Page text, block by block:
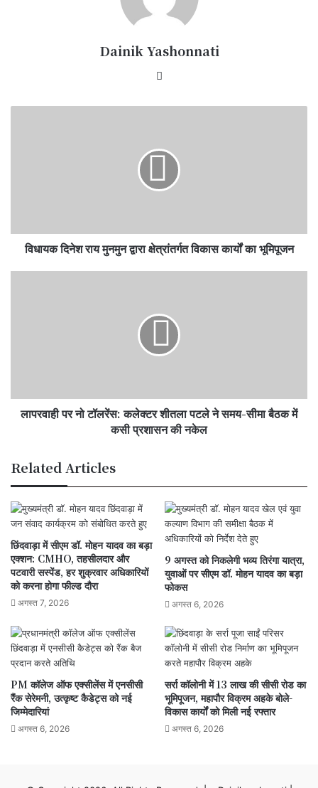
Dainik Yashonnati
का
भूमिपूजन
विधायक दिनेश राय मुनमुन द्वारा क्षेत्रांतर्गत विकास कार्यों का भूमिपूजन
समय-
सीमा
प्रशासन
की
नकेल
लापरवाही पर नो टॉलरेंस: कलेक्टर शीतला पटले ने समय-सीमा बैठक में
कसी प्रशासन की नकेल
Related Articles
छिंदवाड़ा में सीएम डॉ. मोहन यादव का बड़ा
एक्शन: CMHO, तहसीलदार और
पटवारी सस्पेंड, हर शुक्रवार अधिकारियों
को करना होगा फील्ड दौरा
अगस्त 7, 2026
9 अगस्त को निकलेगी भव्य तिरंगा यात्रा,
युवाओं पर सीएम डॉ. मोहन यादव का बड़ा
फोकस
अगस्त 6, 2026
PM कॉलेज ऑफ एक्सीलेंस में एनसीसी
रैंक सेरेमनी, उत्कृष्ट कैडेट्स को नई
जिम्मेदारियां
अगस्त 6, 2026
सर्रा कॉलोनी में 13 लाख की सीसी रोड का
भूमिपूजन, महापौर विक्रम अहके बोले-
विकास कार्यों को मिली नई रफ्तार
अगस्त 6, 2026